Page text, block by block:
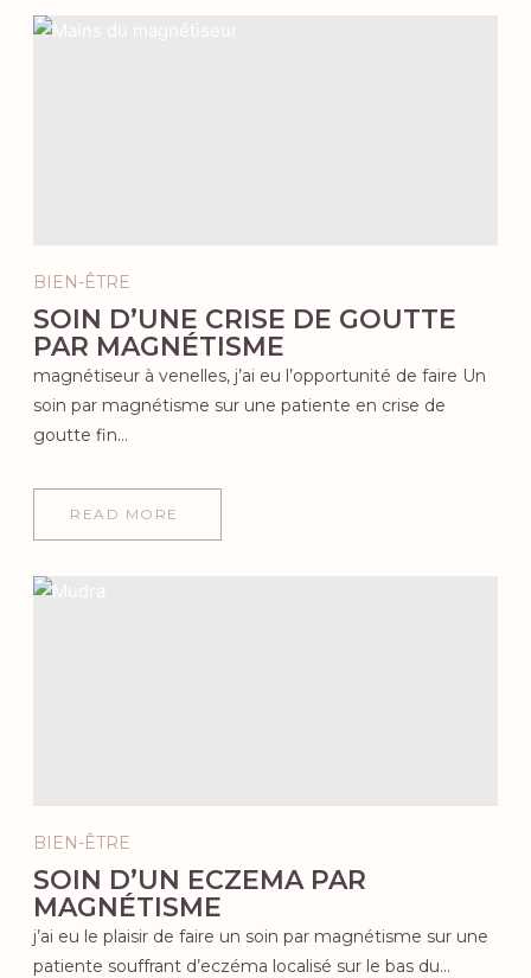
BIEN-ÊTRE
SOIN D’UNE CRISE DE GOUTTE
PAR MAGNÉTISME
magnétiseur à venelles, j’ai eu l’opportunité de faire Un
soin par magnétisme sur une patiente en crise de
goutte fin…
READ MORE
ABOUT
BIEN-ÊTRE
SOIN D’UN ECZEMA PAR
MAGNÉTISME
j’ai eu le plaisir de faire un soin par magnétisme sur une
patiente souffrant d’eczéma localisé sur le bas du…